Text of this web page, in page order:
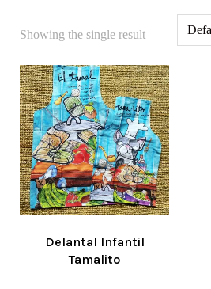
Showing the single result
Delantal Infantil
Tamalito